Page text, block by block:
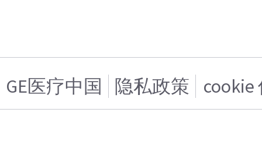
GE医疗中国 隐私政策 cookie